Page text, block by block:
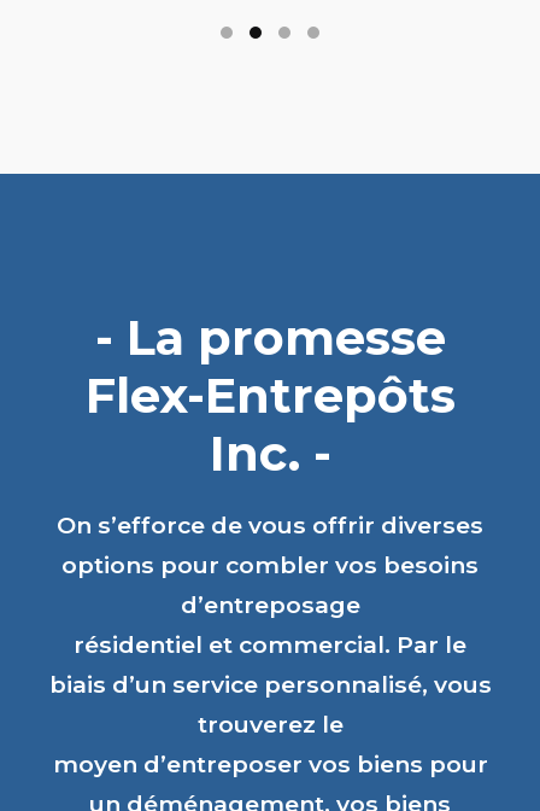
- La promesse
Flex-Entrepôts
Inc. -
On s’efforce de vous offrir diverses
options pour combler vos besoins
d’entreposage
résidentiel et commercial. Par le
biais d’un service personnalisé, vous
trouverez le
moyen d’entreposer vos biens pour
un déménagement, vos biens